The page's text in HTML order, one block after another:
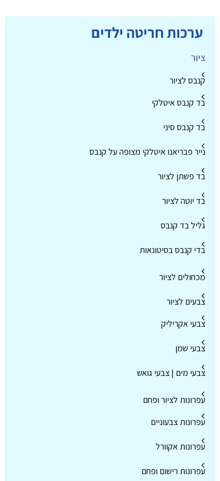
ערכות חריטה ילדים
ציור
קנבס לציור
בד קנבס איטלקי
בד קנבס סיני
נייר פבריאנו איטלקי מצופה על קנבס
בד פשתן לציור
בד יוטה לציור
גליל בד קנבס
בדי קנבס בסיטונאות
מכחולים לציור
צבעים לציור
צבעי אקריליק
צבעי שמן
צבעי מים | צבעי גואש
עפרונות לציור ופחם
עפרונות צבעוניים
עפרונות אקוורל
עפרונות רישום ופחם